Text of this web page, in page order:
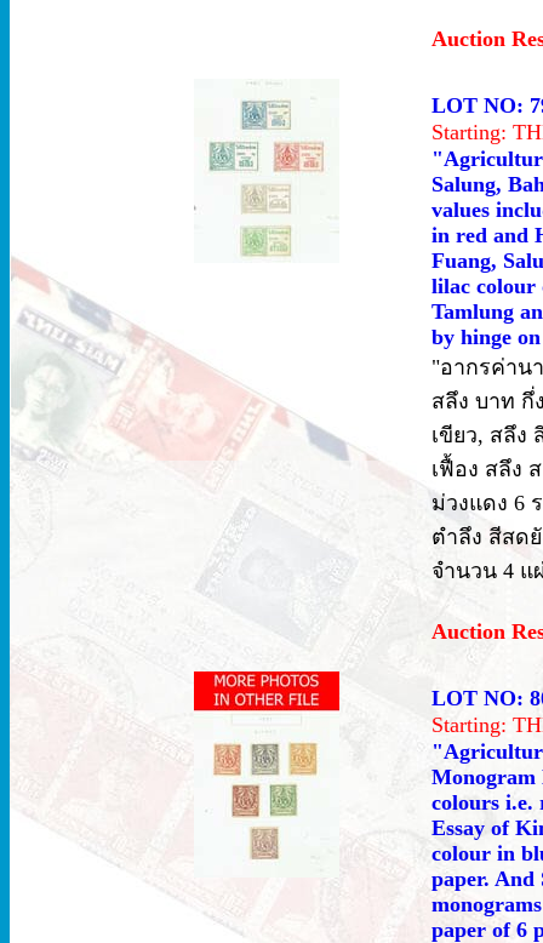
Auction
LOT NO:
Starting:
Salung,
values
in red and
Fuang,
lilac colour
Tamlung
by hinge
"อากรค่าน
สลึง บาท กึ่
เขียว, สลึง
เฟื้อง สลึง
ม่วงแดง 6
ตำลึง สีสด
จำนวน 4 แ
Auction
LOT NO:
Starting:
Monogram
colours i.e.
Essay of
colour in
paper. And
paper of 6